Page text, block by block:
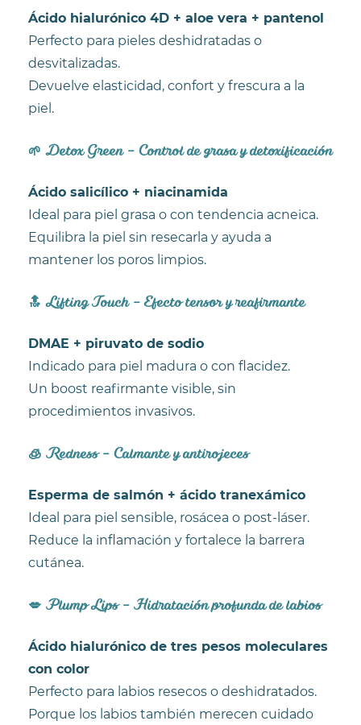
Ácido hialurónico 4D + aloe vera + pantenol
Perfecto para pieles deshidratadas o
desvitalizadas.
Devuelve elasticidad, confort y frescura a la
piel.
🌱 Detox Green – Control de grasa y detoxificación
Ácido salicílico + niacinamida
Ideal para piel grasa o con tendencia acneica.
Equilibra la piel sin resecarla y ayuda a
mantener los poros limpios.
🔝 Lifting Touch – Efecto tensor y reafirmante
DMAE + piruvato de sodio
Indicado para piel madura o con flacidez.
Un boost reafirmante visible, sin
procedimientos invasivos.
🧊 Redness – Calmante y antirojeces
Esperma de salmón + ácido tranexámico
Ideal para piel sensible, rosácea o post-láser.
Reduce la inflamación y fortalece la barrera
cutánea.
💋 Plump Lips – Hidratación profunda de labios
Ácido hialurónico de tres pesos moleculares
con color
Perfecto para labios resecos o deshidratados.
Porque los labios también merecen cuidado